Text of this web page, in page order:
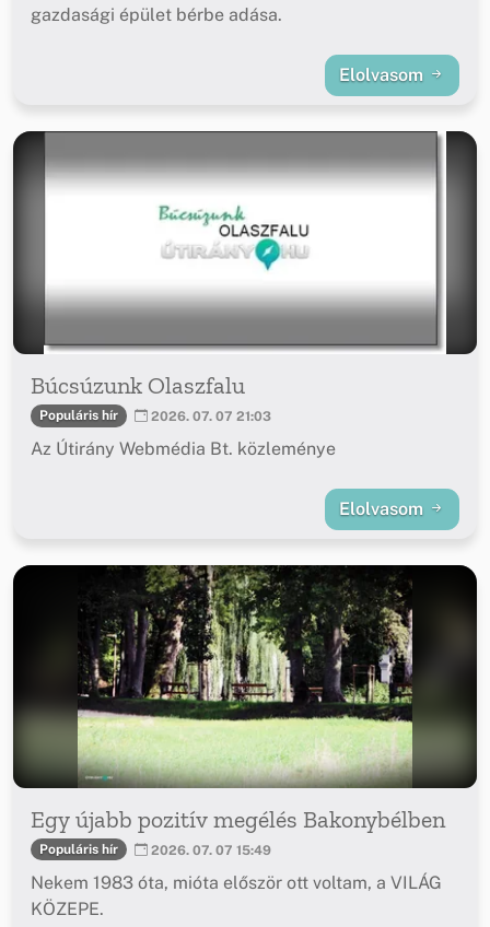
gazdasági épület bérbe adása.
Elolvasom
Búcsúzunk Olaszfalu
Populáris hír 2026. 07. 07 21:03
Az Útirány Webmédia Bt. közleménye
Elolvasom
Egy újabb pozitív megélés Bakonybélben
Populáris hír 2026. 07. 07 15:49
Nekem 1983 óta, mióta először ott voltam, a VILÁG
KÖZEPE.